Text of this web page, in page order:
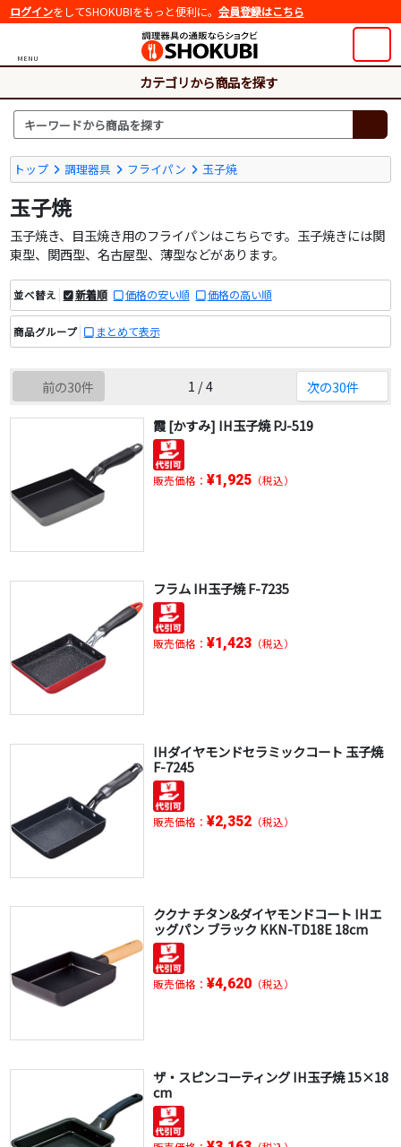
ログインをしてSHOKUBIをもっと便利に。 会員登録はこちら
MENU
カテゴリから商品を探す
トップ 調理器具 フライパン 玉子焼
玉子焼
玉子焼き、目玉焼き用のフライパンはこちらです。玉子焼きには関
東型、関西型、名古屋型、薄型などがあります。
並べ替え 新着順 価格の安い順 価格の高い順
商品グループ まとめて表示
前の30件 1 / 4 次の30件
霞 [かすみ] IH玉子焼 PJ-519
販売価格： ¥1,925（税込）
フラム IH玉子焼 F-7235
販売価格： ¥1,423（税込）
IHダイヤモンドセラミックコート 玉子焼
F-7245
販売価格： ¥2,352（税込）
ククナ チタン&ダイヤモンドコート IHエ
ッグパン ブラック KKN-TD18E 18cm
販売価格： ¥4,620（税込）
ザ・スピンコーティング IH玉子焼 15×18
cm